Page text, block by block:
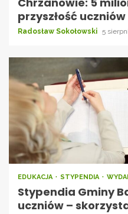
przyszłość uczniów
Radosław Sokołowski 5
EDUKACJA STYPENDIA
Stypendia Gminy
uczniów –